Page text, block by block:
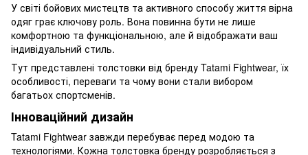
У світі бойових мистецтв та активного способу життя вірна
одяг грає ключову роль. Вона повинна бути не лише
комфортною та функціональною, але й відображати ваш
індивідуальний стиль.
Тут представлені толстовки від бренду Tatami Fightwear, їх
особливості, переваги та чому вони стали вибором
багатьох спортсменів.
Інноваційний дизайн
Tatami Fightwear завжди перебуває перед модою та
технологіями. Кожна толстовка бренду розробляється з